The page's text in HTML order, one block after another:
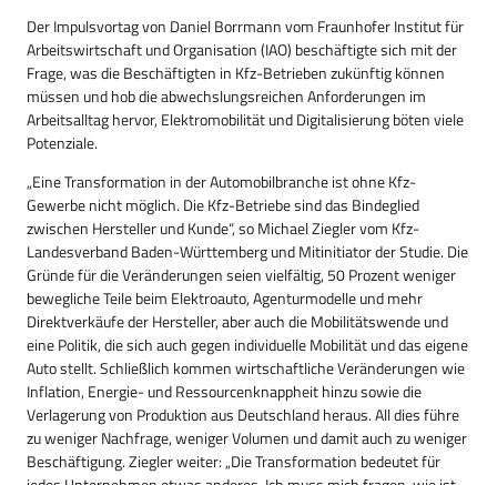
Der Impulsvortag von Daniel Borrmann vom Fraunhofer Institut für
Arbeitswirtschaft und Organisation (IAO) beschäftigte sich mit der
Frage, was die Beschäftigten in Kfz-Betrieben zukünftig können
müssen und hob die abwechslungsreichen Anforderungen im
Arbeitsalltag hervor, Elektromobilität und Digitalisierung böten viele
Potenziale.
„Eine Transformation in der Automobilbranche ist ohne Kfz-
Gewerbe nicht möglich. Die Kfz-Betriebe sind das Bindeglied
zwischen Hersteller und Kunde“, so Michael Ziegler vom Kfz-
Landesverband Baden-Württemberg und Mitinitiator der Studie. Die
Gründe für die Veränderungen seien vielfältig, 50 Prozent weniger
bewegliche Teile beim Elektroauto, Agenturmodelle und mehr
Direktverkäufe der Hersteller, aber auch die Mobilitätswende und
eine Politik, die sich auch gegen individuelle Mobilität und das eigene
Auto stellt. Schließlich kommen wirtschaftliche Veränderungen wie
Inflation, Energie- und Ressourcenknappheit hinzu sowie die
Verlagerung von Produktion aus Deutschland heraus. All dies führe
zu weniger Nachfrage, weniger Volumen und damit auch zu weniger
Beschäftigung. Ziegler weiter: „Die Transformation bedeutet für